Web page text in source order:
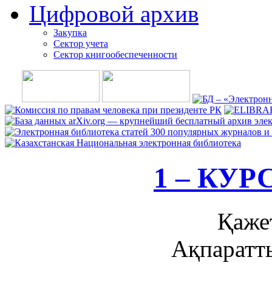
Цифровой архив
Закупка
Сектор учета
Сектор книгообеспеченности
1 –